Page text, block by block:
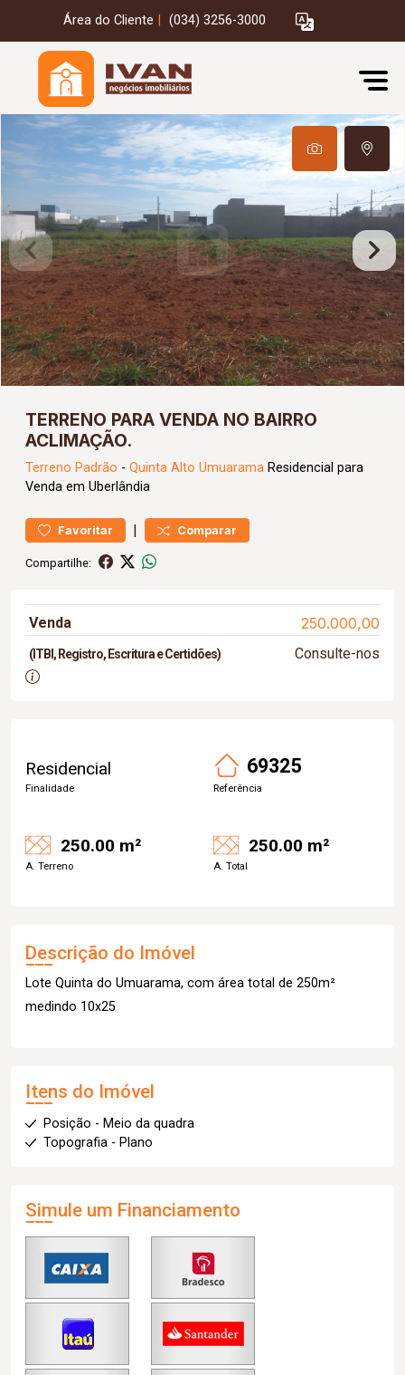
Área do Cliente (034) 3256-3000
TERRENO PARA VENDA NO BAIRRO
ACLIMAÇÃO.
Terreno Padrão - Quinta Alto Umuarama Residencial para
Venda em Uberlândia
Favoritar | Comparar
Compartilhe:
Venda 250.000,00
(ITBI, Registro, Escritura e Certidões) Consulte-nos
Residencial
Finalidade
69325
Referência
250.00 m²
A. Terreno
250.00 m²
A. Total
Descrição do Imóvel
Lote Quinta do Umuarama, com área total de 250m²
medindo 10x25
Itens do Imóvel
Posição - Meio da quadra
Topografia - Plano
Simule um Financiamento